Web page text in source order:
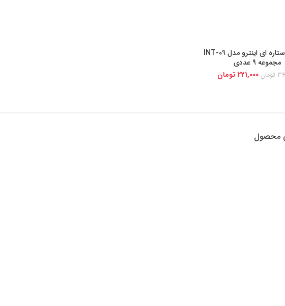
خرید از دیجی کالا
آچار آلن ستاره ای اینترو مدل INT-09
مجموعه 9 عددی
تومان 221,000 تومان
محصول